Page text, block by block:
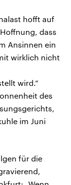
hofft auf
dass
Ansinnen ein
wirklich nicht
wird.“
des
im Juni
für die